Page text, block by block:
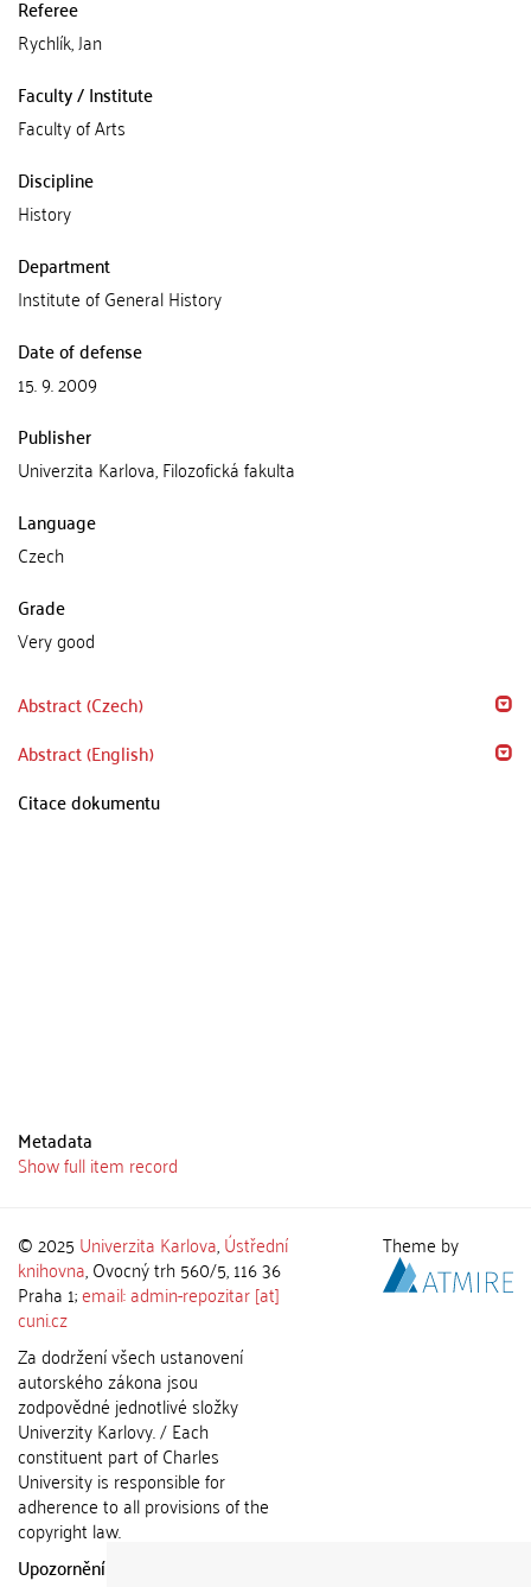
Referee
Rychlík, Jan
Faculty / Institute
Faculty of Arts
Discipline
History
Department
Institute of General History
Date of defense
15. 9. 2009
Publisher
Univerzita Karlova, Filozofická fakulta
Language
Czech
Grade
Very good
Abstract (Czech)
Abstract (English)
Citace dokumentu
Metadata
Show full item record
© 2025 Univerzita Karlova,Ústřední
knihovna, Ovocný trh 560/5, 116 36
Praha 1;email: admin-repozitar [at]
cuni.cz
Za dodržení všech ustanovení
autorského zákona jsou
zodpovědné jednotlivé složky
Univerzity Karlovy. / Each
constituent part of Charles
University is responsible for
adherence to all provisions of the
copyright law.
Upozornění / Notice:
Theme by